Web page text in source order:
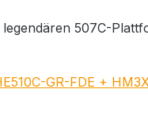
507C-
GR-FDE +